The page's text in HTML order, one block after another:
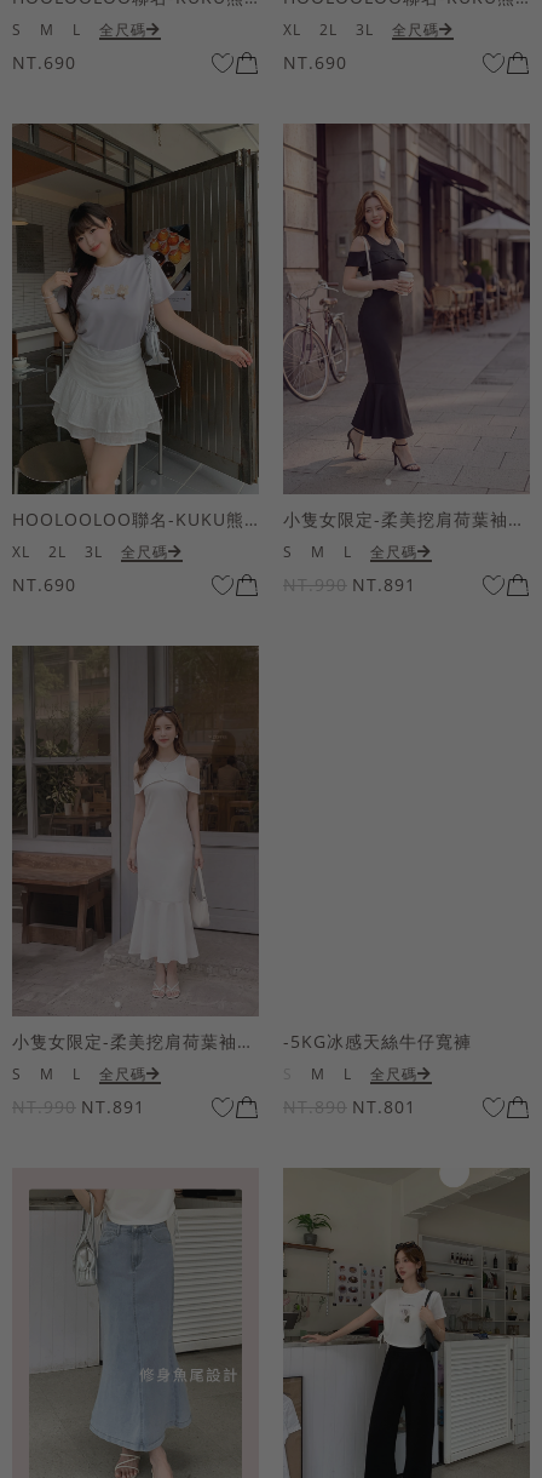
S M L 全尺碼
NT.690
XL 2L 3L 全尺碼
NT.690
HOOLOOLOO聯名-KUKU熊蝴蝶結短袖上衣
XL 2L 3L 全尺碼
NT.690
小隻女限定-柔美挖肩荷葉袖魚尾長洋裝
S M L 全尺碼
NT.990 NT.891
小隻女限定-柔美挖肩荷葉袖魚尾長洋裝
S M L 全尺碼
NT.990 NT.891
-5KG冰感天絲牛仔寬褲
M L 全尺碼
NT.890 NT.801